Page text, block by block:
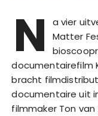
N
a vier
Matter
documentairefilm
bracht
documentaire uit
filmmaker Ton